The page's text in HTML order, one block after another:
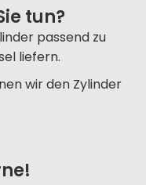
tun?
passend zu
liefern.
wir den Zylinder